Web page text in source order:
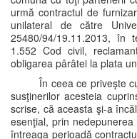
urmă contractul de
unilateral de către
25480/94/19.11.2013,
1.552 Cod civil,
obligarea pârâtei la plata
În ceea ce priveşte
susţinerilor acesteia
scrise, că aceasta şi-a
esenţial, prin
întreaga perioadă